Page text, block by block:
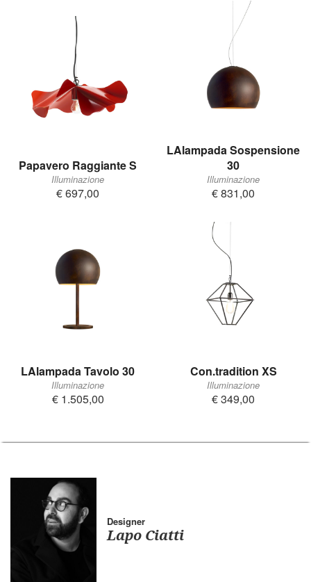
Papavero Raggiante S
Illuminazione
€ 697,00
LAlampada Sospensione
30
Illuminazione
€ 831,00
LAlampada Tavolo 30
Illuminazione
€ 1.505,00
Con.tradition XS
Illuminazione
€ 349,00
Designer
Lapo Ciatti